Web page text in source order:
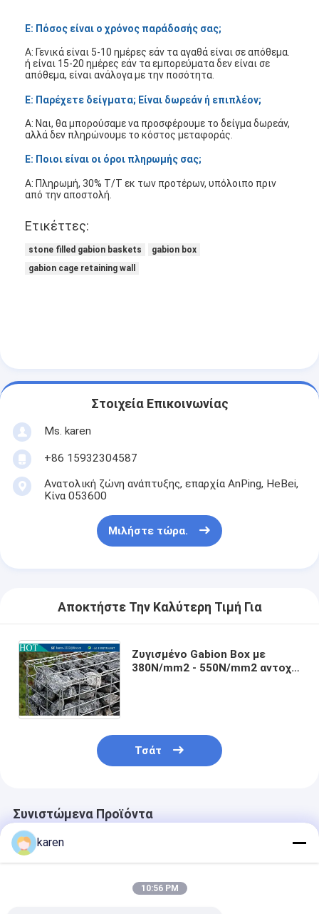
Ε: Πόσος είναι ο χρόνος παράδοσής σας;
Α: Γενικά είναι 5-10 ημέρες εάν τα αγαθά είναι σε απόθεμα.
ή είναι 15-20 ημέρες εάν τα εμπορεύματα δεν είναι σε
απόθεμα, είναι ανάλογα με την ποσότητα.
Ε: Παρέχετε δείγματα; Είναι δωρεάν ή επιπλέον;
Α: Ναι, θα μπορούσαμε να προσφέρουμε το δείγμα δωρεάν,
αλλά δεν πληρώνουμε το κόστος μεταφοράς.
Ε: Ποιοι είναι οι όροι πληρωμής σας;
Α: Πληρωμή, 30% T/T εκ των προτέρων, υπόλοιπο πριν
από την αποστολή.
Ετικέττες:
stone filled gabion baskets
gabion box
gabion cage retaining wall
Στοιχεία Επικοινωνίας
Ms. karen
+86 15932304587
Ανατολική ζώνη ανάπτυξης, επαρχία AnPing, HeBei,
Κίνα 053600
Μιλήστε τώρα.
Αποκτήστε Την Καλύτερη Τιμή Για
Ζυγισμένο Gabion Box με
380N/mm2 - 550N/mm2 αντοχή
Τσάτ
Συνιστώμενα Προϊόντα
karen
10:56 PM